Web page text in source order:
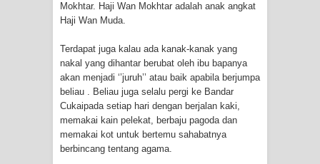
SYUHUD, DAN MANUNGGALING
WAHDATUL WUJUD ITU APA..??
SUFI
Mokhtar. Haji Wan Mokhtar adalah anak angkat
Haji Wan Muda.
Terdapat juga kalau ada kanak-kanak yang
nakal yang dihantar berubat oleh ibu bapanya
akan menjadi ‘’juruh’’ atau baik apabila berjumpa
beliau . Beliau juga selalu pergi ke Bandar
Cukaipada setiap hari dengan berjalan kaki,
memakai kain pelekat, berbaju pagoda dan
memakai kot untuk bertemu sahabatnya
berbincang tentang agama.